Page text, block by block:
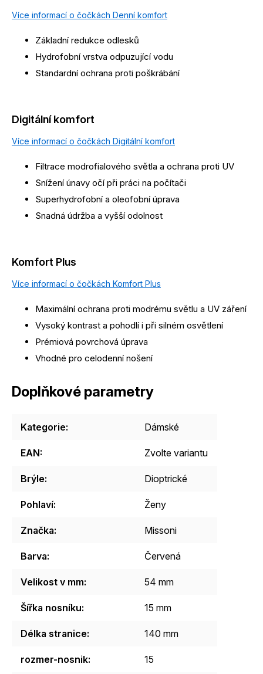
Více informací o čočkách Denní komfort
Základní redukce odlesků
Hydrofobní vrstva odpuzující vodu
Standardní ochrana proti poškrábání
Digitální komfort
Více informací o čočkách Digitální komfort
Filtrace modrofialového světla a ochrana proti UV
Snížení únavy očí při práci na počítači
Superhydrofobní a oleofobní úprava
Snadná údržba a vyšší odolnost
Komfort Plus
Více informací o čočkách Komfort Plus
Maximální ochrana proti modrému světlu a UV záření
Vysoký kontrast a pohodlí i při silném osvětlení
Prémiová povrchová úprava
Vhodné pro celodenní nošení
Doplňkové parametry
Kategorie: Dámské
EAN: Zvolte variantu
Brýle: Dioptrické
Pohlaví: Ženy
Značka: Missoni
Barva: Červená
Velikost v mm: 54 mm
Šířka nosníku: 15 mm
Délka stranice: 140 mm
rozmer-nosnik: 15